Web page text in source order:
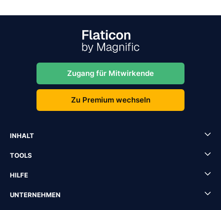
Zugang für Mitwirkende
Zu Premium wechseln
INHALT
TOOLS
HILFE
UNTERNEHMEN